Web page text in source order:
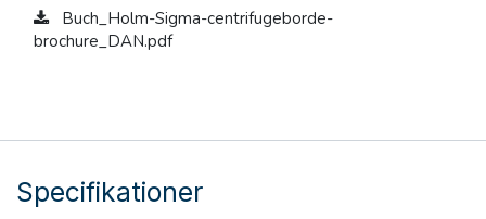
Buch_Holm-Sigma-centrifugeborde-
brochure_DAN.pdf
Specifikationer